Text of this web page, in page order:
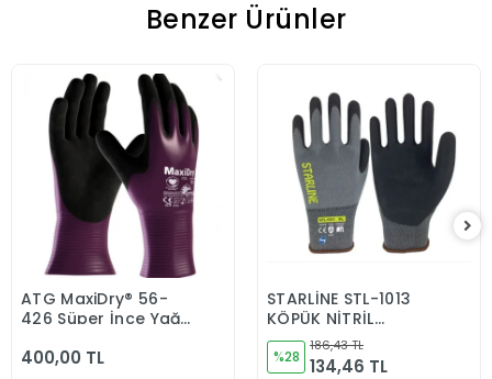
Benzer Ürünler
Sepete Ekle
ATG MaxiDry® 56-
426 Süper İnce Yağ
Kimyasal Dayanımlı
400,00 TL
Sepete Ekle
STARLİNE STL-1013
KÖPÜK NİTRİL
ELDİVEN
%28
186,43 TL
134,46 TL